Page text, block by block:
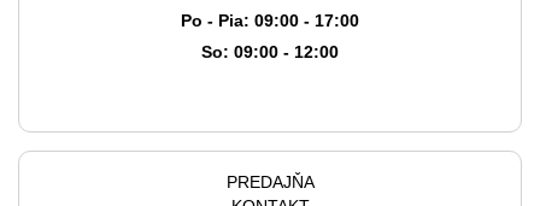
Po - Pia: 09:00 - 17:00
So: 09:00 - 12:00
PREDAJŇA